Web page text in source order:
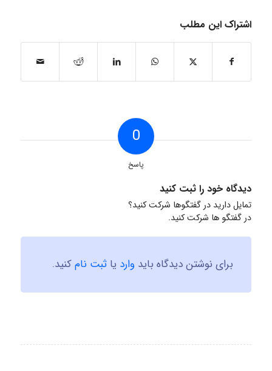
اشتراک این مطلب
0
پاسخ
دیدگاه خود را ثبت کنید
تمایل دارید در گفتگوها شرکت کنید؟
در گفتگو ها شرکت کنید.
برای نوشتن دیدگاه باید وارد یا ثبت نامکنید.